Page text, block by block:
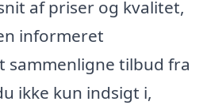
af priser og kvalitet,
informeret
sammenligne tilbud fra
ikke kun indsigt i,